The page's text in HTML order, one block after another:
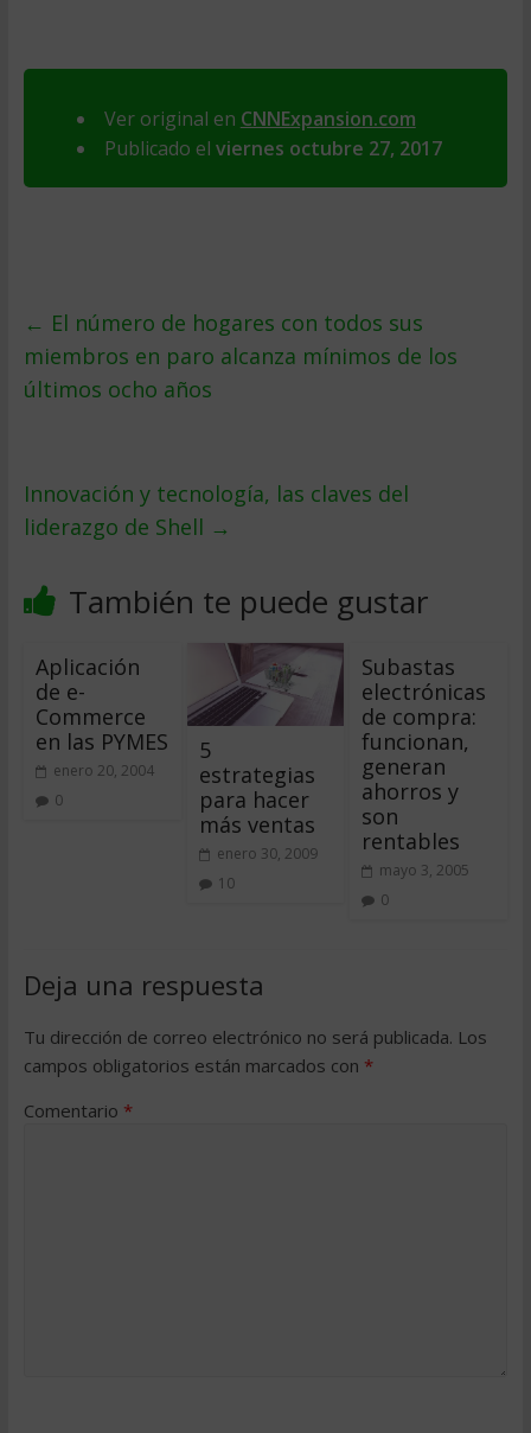
Ver original en CNNExpansion.com
Publicado el viernes octubre 27, 2017
← El número de hogares con todos sus
miembros en paro alcanza mínimos de los
últimos ocho años
Innovación y tecnología, las claves del
liderazgo de Shell →
También te puede gustar
Aplicación
de e-
Commerce
en las PYMES
enero 20, 2004
0
5
estrategias
para hacer
más ventas
enero 30, 2009
10
Subastas
electrónicas
de compra:
funcionan,
generan
ahorros y
son
rentables
mayo 3, 2005
0
Deja una respuesta
Tu dirección de correo electrónico no será publicada. Los
campos obligatorios están marcados con *
Comentario *